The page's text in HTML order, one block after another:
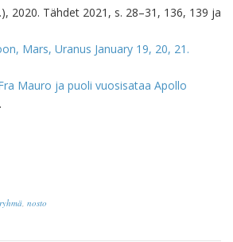
2020. Tähdet 2021, s. 28–31, 136, 139 ja
Mars, Uranus January 19, 20, 21.
Mauro ja puoli vuosisataa Apollo
nosto